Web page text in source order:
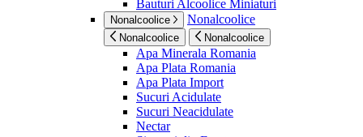
Bauturi Alcoolice Miniaturi
Nonalcoolice Nonalcoolice
Nonalcoolice Nonalcoolice
Apa Minerala Romania
Apa Plata Romania
Apa Plata Import
Sucuri Acidulate
Sucuri Neacidulate
Nectar